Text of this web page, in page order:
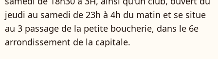
jeudi au samedi de 23h à 4h du matin et se situe
au 3 passage de la petite boucherie, dans le 6e
arrondissement de la capitale.